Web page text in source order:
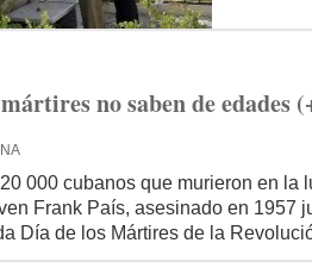
no saben de edades
000 cubanos que murieron en la
Frank País, asesinado en 1957
Día de los Mártires de la